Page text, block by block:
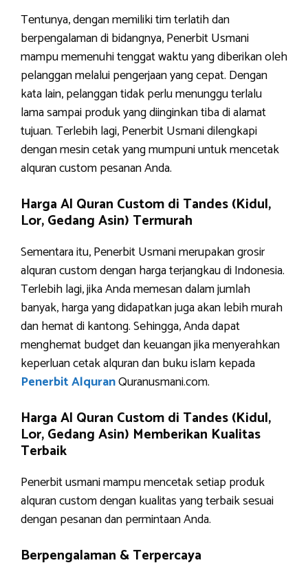
Tentunya, dengan memiliki tim terlatih dan
berpengalaman di bidangnya, Penerbit Usmani
mampu memenuhi tenggat waktu yang diberikan oleh
pelanggan melalui pengerjaan yang cepat. Dengan
kata lain, pelanggan tidak perlu menunggu terlalu
lama sampai produk yang diinginkan tiba di alamat
tujuan. Terlebih lagi, Penerbit Usmani dilengkapi
dengan mesin cetak yang mumpuni untuk mencetak
alquran custom pesanan Anda.
Harga Al Quran Custom di Tandes (Kidul,
Lor, Gedang Asin) Termurah
Sementara itu, Penerbit Usmani merupakan grosir
alquran custom dengan harga terjangkau di Indonesia.
Terlebih lagi, jika Anda memesan dalam jumlah
banyak, harga yang didapatkan juga akan lebih murah
dan hemat di kantong. Sehingga, Anda dapat
menghemat budget dan keuangan jika menyerahkan
keperluan cetak alquran dan buku islam kepada
Penerbit AlquranQuranusmani.com.
Harga Al Quran Custom di Tandes (Kidul,
Lor, Gedang Asin) Memberikan Kualitas
Terbaik
Penerbit usmani mampu mencetak setiap produk
alquran custom dengan kualitas yang terbaik sesuai
dengan pesanan dan permintaan Anda.
Berpengalaman & Terpercaya